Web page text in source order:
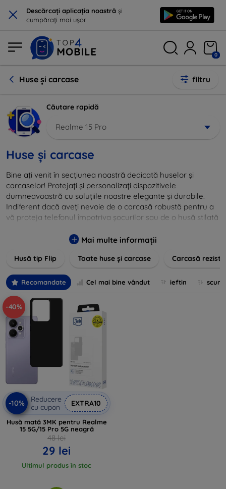
× Descărcați aplicația noastră și
cumpărați mai ușor
0
Huse și carcase filtru
Căutare rapidă
Realme 15 Pro
Huse și carcase
Bine ați venit în secțiunea noastră dedicată huselor și
carcaselor! Protejați și personalizați dispozitivele
dumneavoastră cu soluțiile noastre elegante și durabile.
Indiferent dacă aveți nevoie de o carcasă robustă pentru a
vă proteja telefonul împotriva șocurilor sau de o husă stilată
îndeplinească toate cerințele dvs. Descoperiți varietatea
designuri inovatoare menite să ofere nu doar protecție, ci și
Mai multe informații
Husă tip Flip Toate huse și carcase Carcasă
Recomandate Cel mai bine vândut ieftin
-40%
-10%
Reducere
cu cupon
EXTRA10
Husă mată 3MK pentru Realme
15 5G/15 Pro 5G neagră
48 lei
29 lei
Ultimul produs în stoc